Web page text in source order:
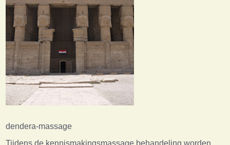
dendera-massage
Tijdens de kennismakingsmassage behandeling worden